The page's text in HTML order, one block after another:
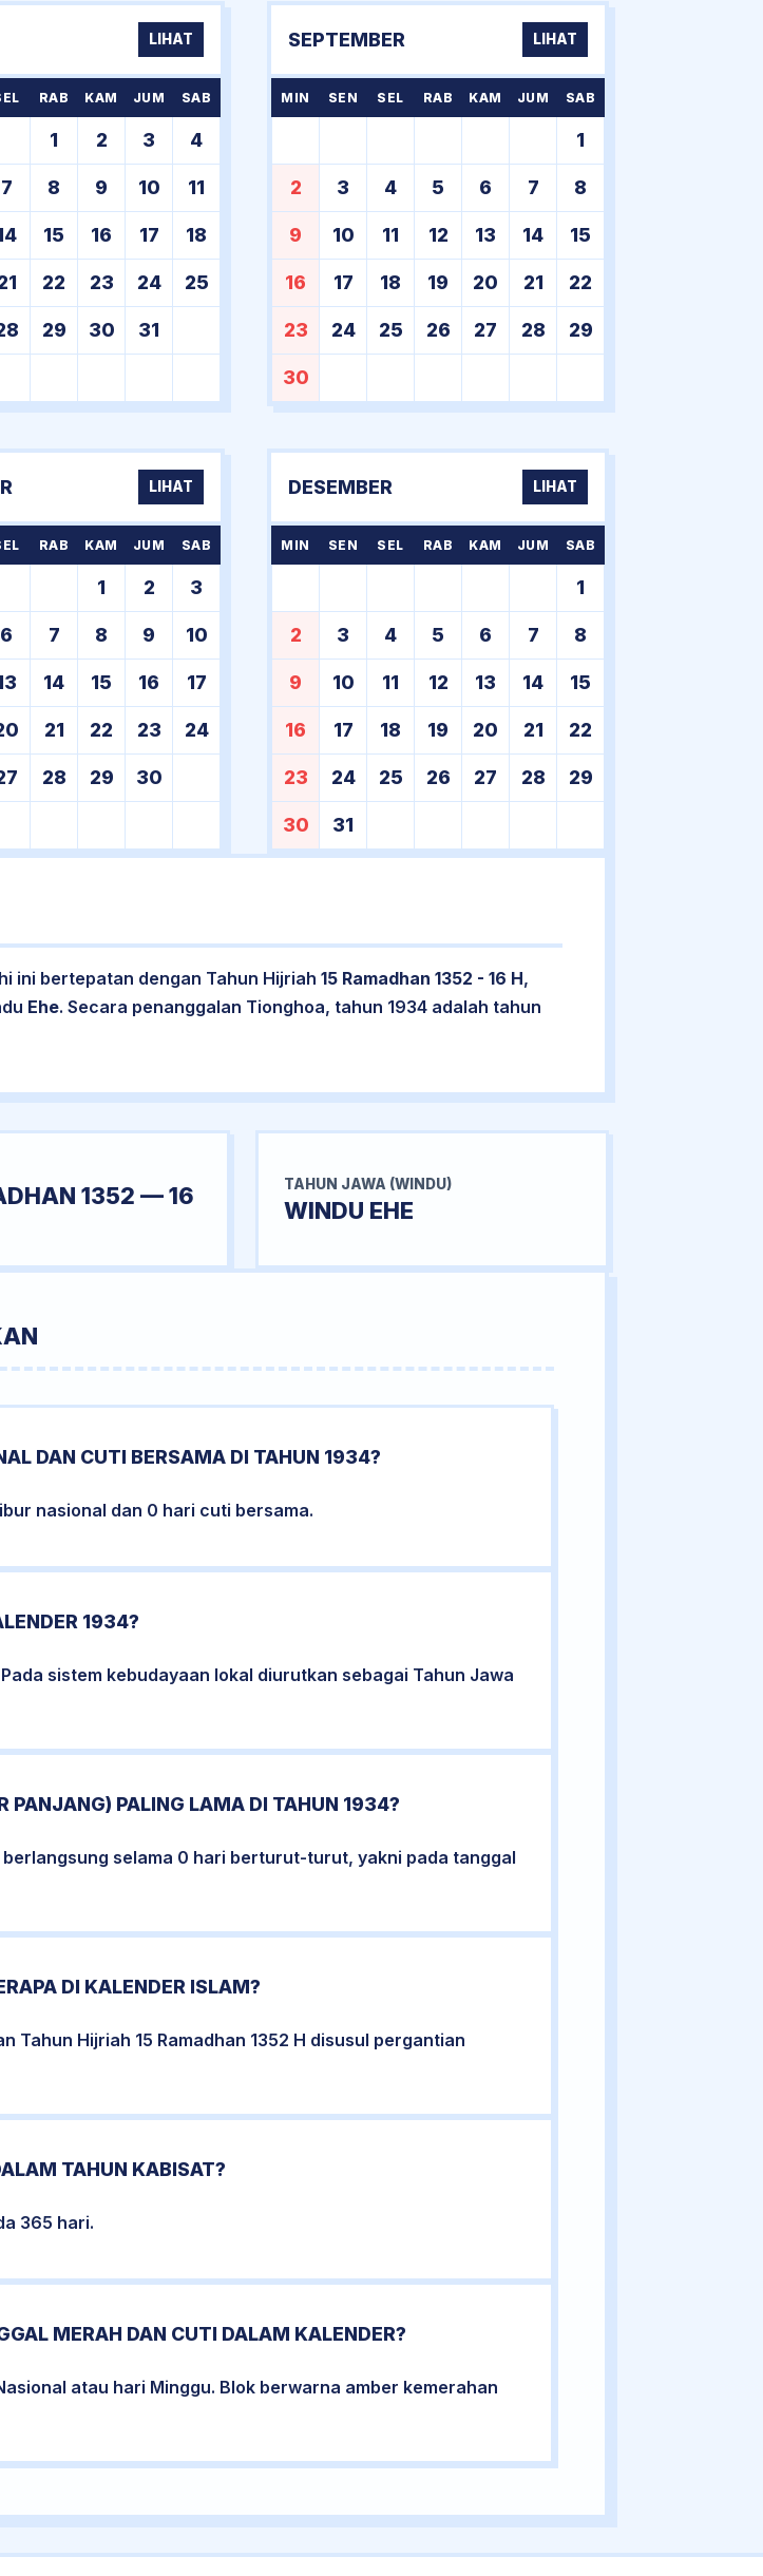
LIHAT
RAB KAM JUM SAB
1 2 3 4
7 8 9 10 11
15 16 17 18
22 23 24 25
29 30 31
SEPTEMBER LIHAT
MIN SEN SEL RAB KAM JUM SAB
1
2 3 4 5 6 7 8
9 10 11 12 13 14 15
16 17 18 19 20 21 22
23 24 25 26 27 28 29
30
LIHAT
RAB KAM JUM SAB
1 2 3
6 7 8 9 10
14 15 16 17
21 22 23 24
28 29 30
DESEMBER LIHAT
MIN SEN SEL RAB KAM JUM SAB
1
2 3 4 5 6 7 8
9 10 11 12 13 14 15
16 17 18 19 20 21 22
23 24 25 26 27 28 29
30 31
ini bertepatan dengan Tahun Hijriah 15 Ramadhan 1352 - 16 H,
Ehe. Secara penanggalan Tionghoa, tahun 1934 adalah tahun
1352 — 16
TAHUN JAWA (WINDU)
WINDU EHE
DAN CUTI BERSAMA DI TAHUN 1934?
nasional dan 0 hari cuti bersama.
1934?
sistem kebudayaan lokal diurutkan sebagai Tahun Jawa
PANJANG) PALING LAMA DI TAHUN 1934?
selama 0 hari berturut-turut, yakni pada tanggal
DI KALENDER ISLAM?
Tahun Hijriah 15 Ramadhan 1352 H disusul pergantian
TAHUN KABISAT?
365 hari.
MERAH DAN CUTI DALAM KALENDER?
atau hari Minggu. Blok berwarna amber kemerahan